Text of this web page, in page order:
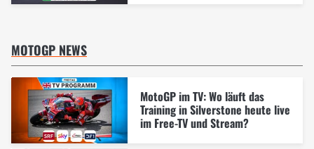
MOTOGP NEWS
MotoGP im TV: Wo läuft das
Training in Silverstone heute live
im Free-TV und Stream?